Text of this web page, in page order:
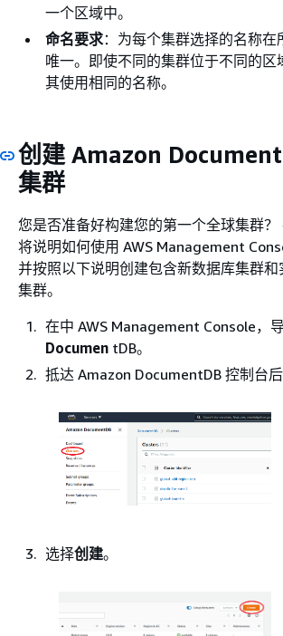
一个区域中。
命名要求：为每个集群选择的名称在
唯一。即使不同的集群位于不同的区
其使用相同的名称。
创建 Amazon
集群
您是否准备好构建您的第一个全球集群？
将说明如何使用 AWS Management
并按照以下说明创建包含新数据库集群
集群。
在中 AWS Management Console，
Documen tDB。
抵达 Amazon DocumentDB 控制台
选择创建。